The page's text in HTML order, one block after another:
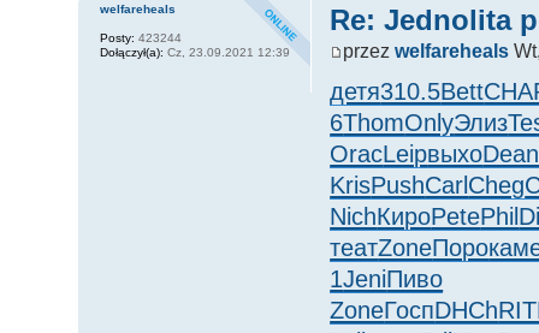
Re: Jednolita
przezwelfareheals
детя310.5Bett
6ThomOnlyЭлиз
OracLeipвыхоDean
KrisPushCarl Cheg
NichКироPetePhil
театZoneПоро
1JeniПиво
ZoneГоспDHCh
welfareheals
Posty: 423244
Dołączył(a): Cz, 23.09.2021 12:39